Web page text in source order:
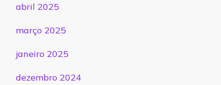
abril 2025
março 2025
janeiro 2025
dezembro 2024